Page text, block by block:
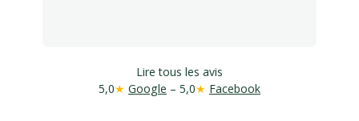
Lire tous les avis
5,0★ Google – 5,0★ Facebook